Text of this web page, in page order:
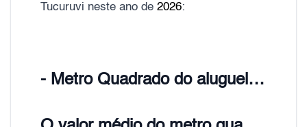
Tucuruvi neste ano de 2026:
- Metro Quadrado do aluguel Tucuruvi, Zona Norte de São Paulo;